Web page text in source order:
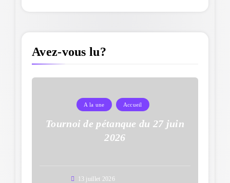
Avez-vous lu?
A la une Accueil
Tournoi de pétanque du 27 juin
2026
13 juillet 2026